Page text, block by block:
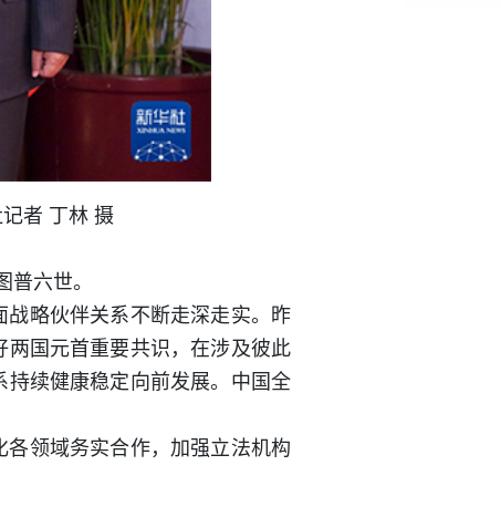
者 丁林 摄
六世。
略伙伴关系不断走深走实。昨
国元首重要共识，在涉及彼此
续健康稳定向前发展。中国全
领域务实合作，加强立法机构